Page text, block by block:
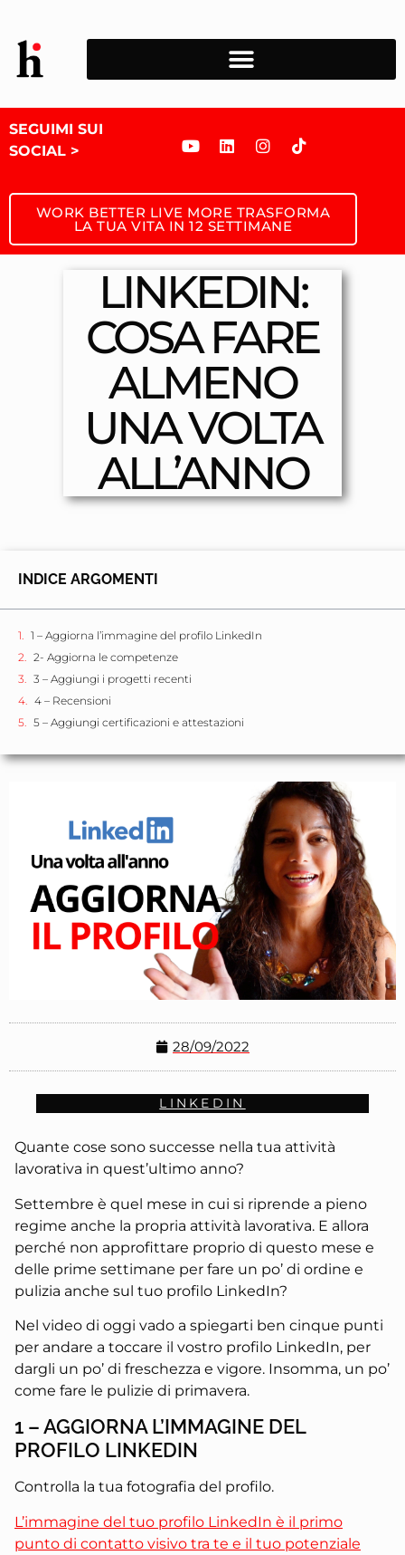
SEGUIMI SUI
SOCIAL >
WORK BETTER LIVE MORE TRASFORMA
LA TUA VITA IN 12 SETTIMANE
LINKEDIN:
COSA FARE
ALMENO
UNA VOLTA
ALL’ANNO
INDICE ARGOMENTI
1 – Aggiorna l’immagine del profilo LinkedIn
2- Aggiorna le competenze
3 – Aggiungi i progetti recenti
4 – Recensioni
5 – Aggiungi certificazioni e attestazioni
28/09/2022
LINKEDIN
Quante cose sono successe nella tua attività
lavorativa in quest’ultimo anno?
Settembre è quel mese in cui si riprende a pieno
regime anche la propria attività lavorativa. E allora
perché non approfittare proprio di questo mese e
delle prime settimane per fare un po’ di ordine e
pulizia anche sul tuo profilo LinkedIn?
Nel video di oggi vado a spiegarti ben cinque punti
per andare a toccare il vostro profilo LinkedIn, per
dargli un po’ di freschezza e vigore. Insomma, un po’
come fare le pulizie di primavera.
1 – AGGIORNA L’IMMAGINE DEL
PROFILO LINKEDIN
Controlla la tua fotografia del profilo.
L’immagine del tuo profilo LinkedIn è il primo
punto di contatto visivo tra te e il tuo potenziale